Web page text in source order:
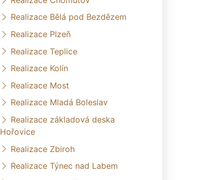
Realizace Bělá pod Bezdězem
Realizace Plzeň
Realizace Teplice
Realizace Kolín
Realizace Most
Realizace Mladá Boleslav
Realizace základová deska
Hořovice
Realizace Zbiroh
Realizace Týnec nad Labem